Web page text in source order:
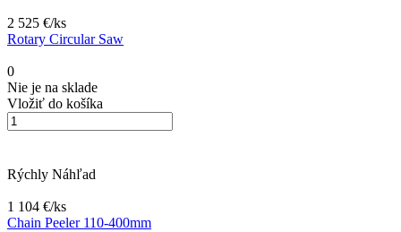
2 525 €/ks
Rotary Circular Saw
0
Nie je na sklade
Vložiť do košíka
Rýchly Náhľad
1 104 €/ks
Chain Peeler 110-400mm